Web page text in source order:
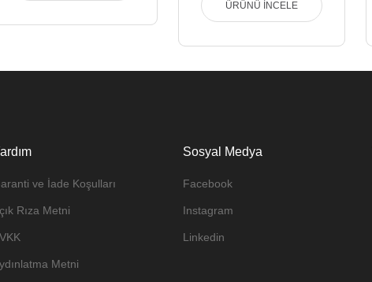
ÜRÜNÜ İNCELE
ve İade Koşulları
Rıza Metni
Metni
Sosyal Medya
Facebook
Instagram
Linkedin